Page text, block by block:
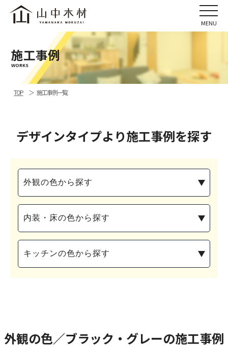
施工事例
WORKS
TOP 施工事例一覧
デザインタイプより施工事例を探す
外観の色／ブラック・グレーの施工事例